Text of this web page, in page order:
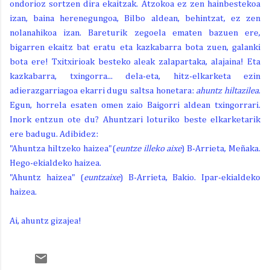
ondorioz sortzen dira ekaitzak. Atzokoa ez zen hainbestekoa
izan, baina herenegungoa, Bilbo aldean, behintzat, ez zen
nolanahikoa izan. Bareturik zegoela ematen bazuen ere,
bigarren ekaitz bat eratu eta kazkabarra bota zuen, galanki
bota ere! Txitxirioak besteko aleak zalapartaka, alajaina! Eta
kazkabarra, txingorra... dela-eta, hitz-elkarketa ezin
adierazgarriagoa ekarri dugu saltsa honetara: ahuntz hiltazilea.
Egun, horrela esaten omen zaio Baigorri aldean txingorrari.
Inork entzun ote du? Ahuntzari loturiko beste elkarketarik
ere badugu. Adibidez:
"Ahuntza hiltzeko haizea"(euntze illeko aixe) B-Arrieta, Meñaka.
Hego-ekialdeko haizea.
"Ahuntz haizea" (euntzaixe) B-Arrieta, Bakio. Ipar-ekialdeko
haizea.
Ai, ahuntz gizajea!